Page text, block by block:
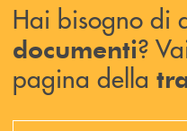
Hai bisogno di
documenti?
pagina della